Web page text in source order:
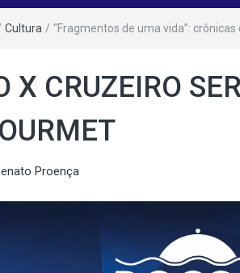
Cultura / “Fragmentos de uma vida”:
X CRUZEIRO
Proença